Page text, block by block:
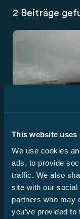
This website uses
We use cookies
ads, to provide
traffic. We also
site with our social
partners who may
you’ve provided
2 Beiträge
Neuigkeit